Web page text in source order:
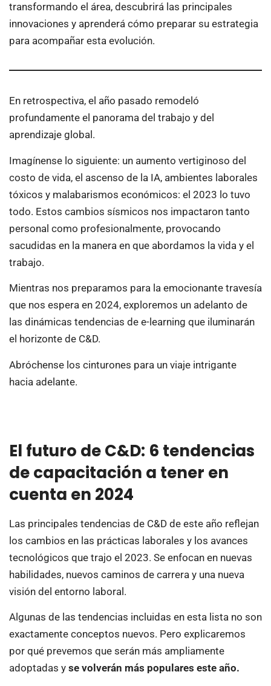
transformando el área, descubrirá las principales
innovaciones y aprenderá cómo preparar su estrategia
para acompañar esta evolución.
En retrospectiva, el año pasado remodeló
profundamente el panorama del trabajo y del
aprendizaje global.
Imagínense lo siguiente: un aumento vertiginoso del
costo de vida, el ascenso de la IA, ambientes laborales
tóxicos y malabarismos económicos: el 2023 lo tuvo
todo. Estos cambios sísmicos nos impactaron tanto
personal como profesionalmente, provocando
sacudidas en la manera en que abordamos la vida y el
trabajo.
Mientras nos preparamos para la emocionante travesía
que nos espera en 2024, exploremos un adelanto de
las dinámicas tendencias de e-learning que iluminarán
el horizonte de C&D.
Abróchense los cinturones para un viaje intrigante
hacia adelante.
El futuro de C&D: 6 tendencias
de capacitación a tener en
cuenta en 2024
Las principales tendencias de C&D de este año reflejan
los cambios en las prácticas laborales y los avances
tecnológicos que trajo el 2023. Se enfocan en nuevas
habilidades, nuevos caminos de carrera y una nueva
visión del entorno laboral.
Algunas de las tendencias incluidas en esta lista no son
exactamente conceptos nuevos. Pero explicaremos
por qué prevemos que serán más ampliamente
adoptadas y se volverán más populares este año.